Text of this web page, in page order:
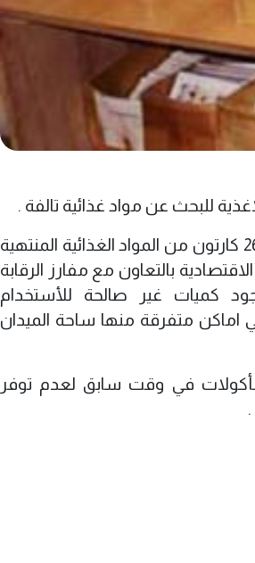
للبحث عن مواد غذائية تالفة .
وقال مدير اعلام النجف احمد دعيبل ( ان الاجهزة المختصة عثرت على 262 كارتون من المواد الغذائية المنتهية
بالتعاون مع مفارز الرقابة
كميات غير صالحة للأستخدام
اماكن متفرقة منها ساحة الميدان
في وقت سابق لعدم توفر